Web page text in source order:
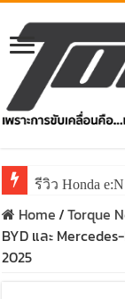
รีวิว Honda
Home/Torque
BYD และ
2025